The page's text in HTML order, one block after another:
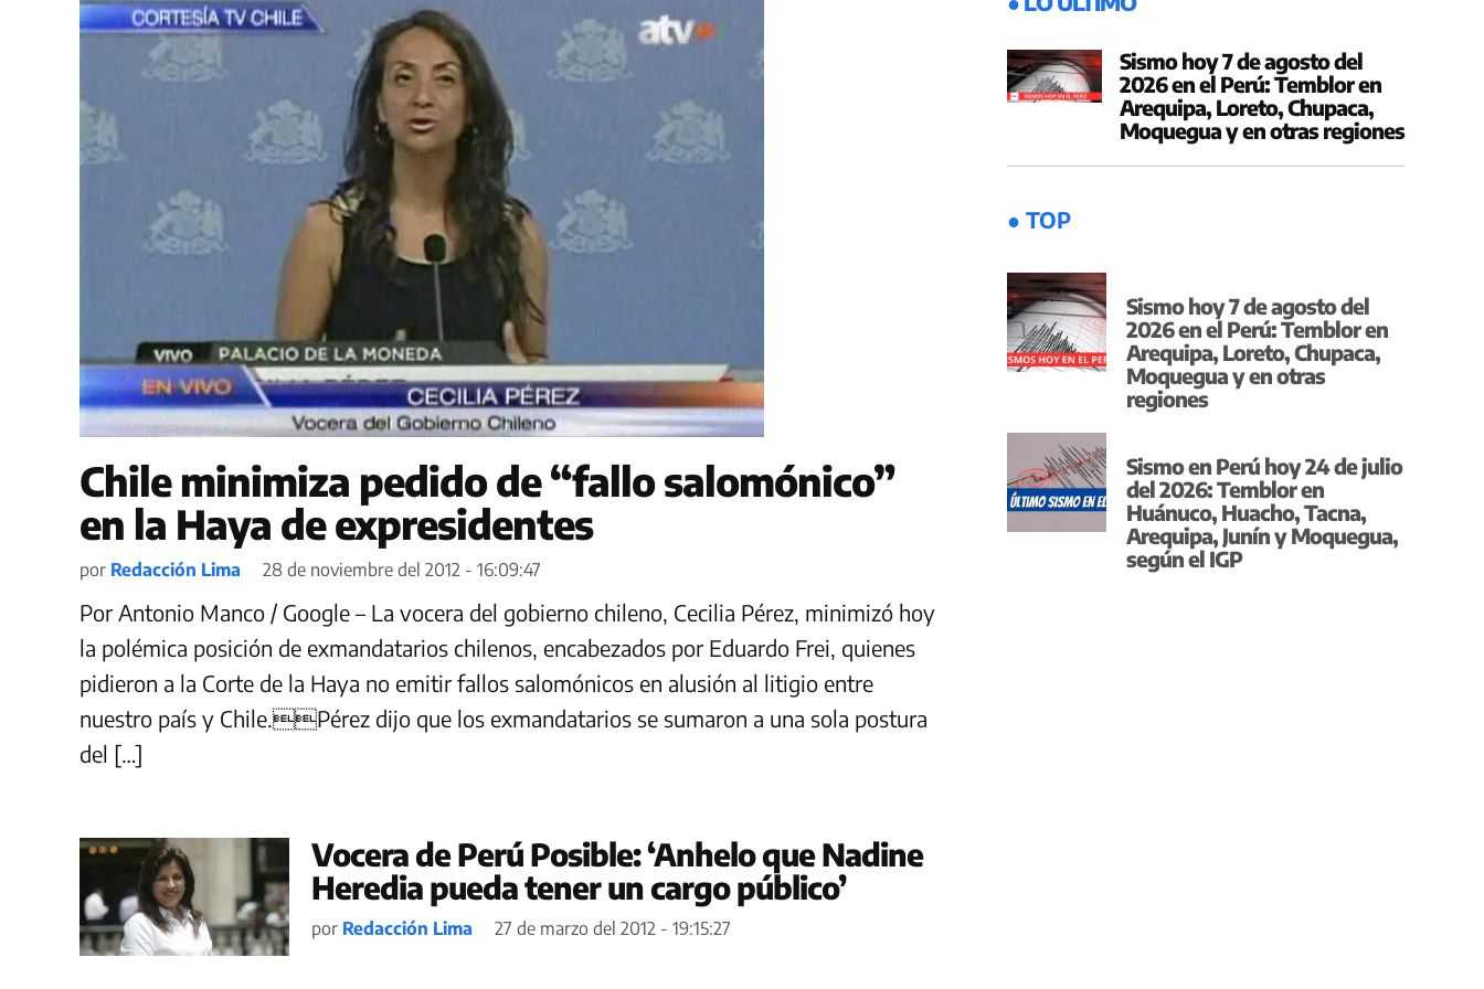
Chile minimiza pedido de “fallo salomónico”
en la Haya de expresidentes
por Redacción Lima 28 de noviembre del 2012 - 16:09:47
Por Antonio Manco / Google – La vocera del gobierno chileno, Cecilia Pérez, minimizó hoy
la polémica posición de exmandatarios chilenos, encabezados por Eduardo Frei, quienes
pidieron a la Corte de la Haya no emitir fallos salomónicos en alusión al litigio entre
nuestro país y Chile.Pérez dijo que los exmandatarios se sumaron a una sola postura
del […]
Vocera de Perú Posible: ‘Anhelo que Nadine
Heredia pueda tener un cargo público’
por Redacción Lima 27 de marzo del 2012 - 19:15:27
Sismo hoy 7 de agosto del
2026 en el Perú: Temblor en
Arequipa, Loreto, Chupaca,
Moquegua y en otras regiones
● TOP
Sismo hoy 7 de agosto del
2026 en el Perú: Temblor en
Arequipa, Loreto, Chupaca,
Moquegua y en otras
regiones
Sismo en Perú hoy 24 de julio
del 2026: Temblor en
Huánuco, Huacho, Tacna,
Arequipa, Junín y Moquegua,
según el IGP